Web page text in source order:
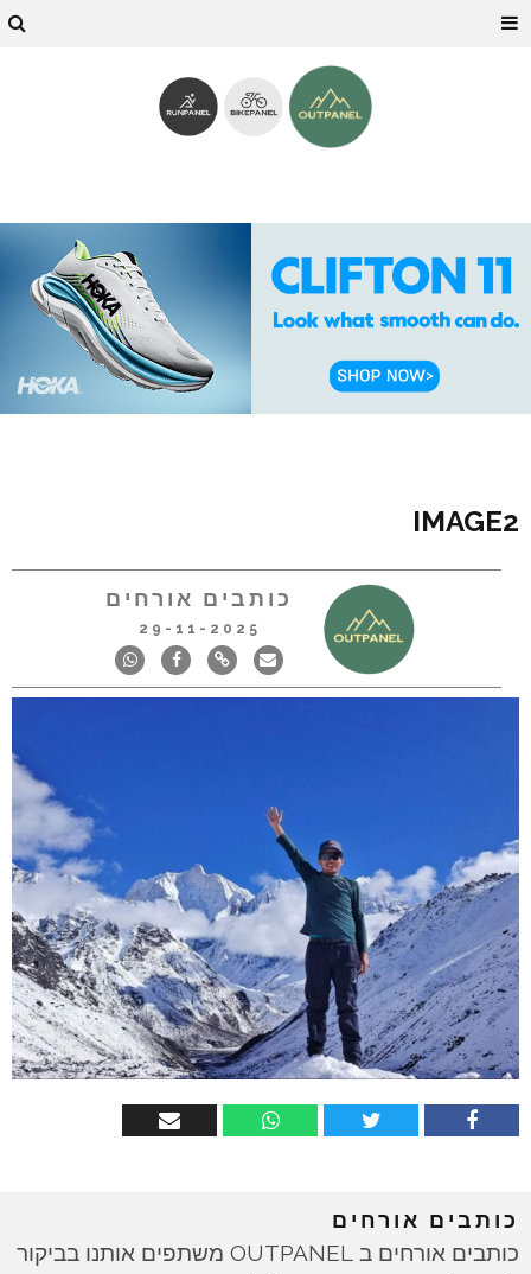
IMAGE2
כותבים אורחים
29-11-2025
כותבים אורחים
כותבים אורחים ב OUTPANEL משתפים אותנו בביקור